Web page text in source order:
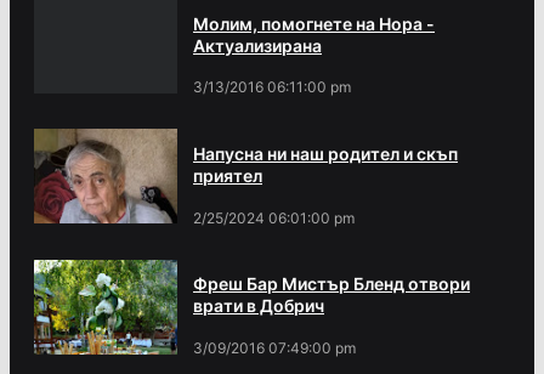
Молим, помогнете на Нора -
Актуализирана
3/13/2016 06:11:00 pm
Напусна ни наш родител и скъп
приятел
2/25/2024 06:01:00 pm
Фреш Бар Мистър Бленд отвори
врати в Добрич
3/09/2016 07:49:00 pm